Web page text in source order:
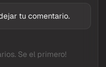
tu comentario.
Se el primero!